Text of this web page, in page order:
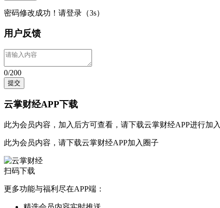
密码修改成功！请登录（3s）
用户反馈
0/200
提交
云掌财经APP下载
此为会员内容，加入后方可查看，请下载云掌财经APP进行加入
此为会员内容，请下载云掌财经APP加入圈子
扫码下载
更多功能与福利尽在APP端：